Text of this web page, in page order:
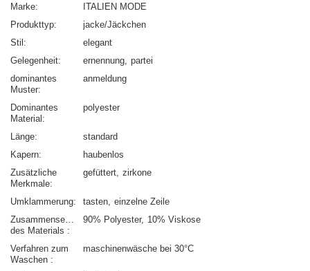
Marke
ITALIEN MODE
Produkttyp
jacke/Jäckchen
Stil
elegant
Gelegenheit
ernennung partei
dominantes
Muster
anmeldung
Dominantes
Material
polyester
Länge
standard
Kapern
haubenlos
Zusätzliche
Merkmale
gefüttert zirkone
Umklammerung tasten einzelne Zeile
Zusammensetzung
des Materials
90% Polyester 10% Viskose
Verfahren zum
Waschen
maschinenwäsche bei 30°C